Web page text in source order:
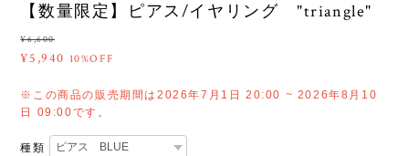
【数量限定】ピアス/イヤリング "triangle"
¥6,600
¥5,940 10%OFF
※この商品の販売期間は2026年7月1日 20:00 ~ 2026年8月10
日 09:00です。
種類